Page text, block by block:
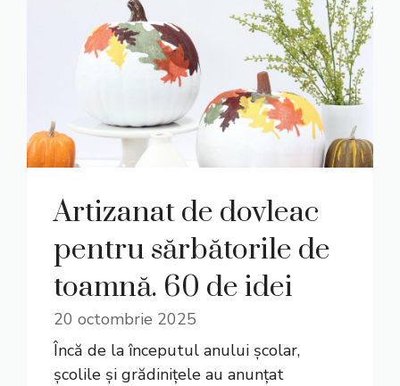
Artizanat de dovleac
pentru sărbătorile de
toamnă. 60 de idei
20 octombrie 2025
Încă de la începutul anului școlar,
școlile și grădinițele au anunțat